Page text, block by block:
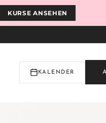
KALENDER
KURSE ANSEHEN